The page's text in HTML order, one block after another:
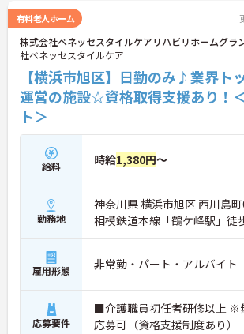
の専門性を認定されると、1資格につき月給＋1
（最大4万円）の手当がつきます。キャリアアッ
れば年収UPも目指せるため、高いモチベーショ
働き続けられます。
＜家族も嬉しい！ベネッセグループならではの
い福利厚生＞ご家族も支える制度が満載♪産休
休の取得実績も多数あり、ライフステージが変
ても長く安心して働き続けられる環境が整ってい
有料老人ホーム
株式会社ベネッセスタイルケアリハビリホームグラ
社ベネッセスタイルケア
【横浜市旭区】日勤のみ♪業界ト
運営の施設☆資格取得支援あり！
ト＞
給料 時給1,380円～
勤務地
神奈川県 横浜市旭区 西川島
相模鉄道本線「鶴ケ峰駅」徒
雇用形態 非常勤・パート・アルバイト
応募要件
■介護職員初任者研修以上 ※
応募可（資格支援制度あり）